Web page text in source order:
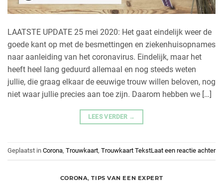
LAATSTE UPDATE 25 mei 2020: Het gaat eindelijk weer de
goede kant op met de besmettingen en ziekenhuisopnames
naar aanleiding van het coronavirus. Eindelijk, maar het
heeft heel lang geduurd allemaal en nog steeds weten
jullie, die graag elkaar de eeuwige trouw willen beloven, nog
niet waar jullie precies aan toe zijn. Daarom hebben we […]
LEES VERDER →
Geplaatst in Corona, Trouwkaart, Trouwkaart TekstLaat een reactie achter
CORONA,TIPS VAN EEN EXPERT